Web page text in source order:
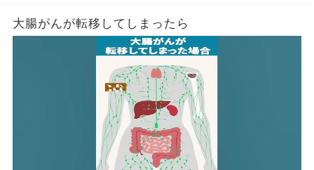
大腸がんが転移してしまったら